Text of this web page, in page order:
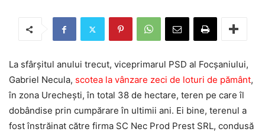
La sfârşitul anului trecut, viceprimarul PSD al Focșaniului,
Gabriel Necula, scotea la vânzare zeci de loturi de pământ,
în zona Urecheşti, în total 38 de hectare, teren pe care îl
dobândise prin cumpărare în ultimii ani. Ei bine, terenul a
fost înstrăinat către firma SC Nec Prod Prest SRL, condusă